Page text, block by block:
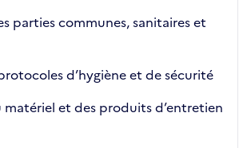
parties communes, sanitaires et
d’hygiène et de sécurité
et des produits d’entretien